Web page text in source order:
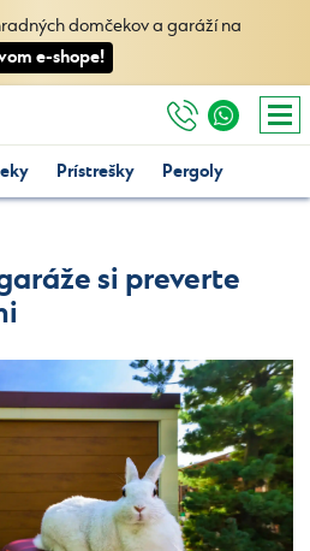
domčekov a garáží na
e-shope!
Prístrešky Pergoly
si preverte